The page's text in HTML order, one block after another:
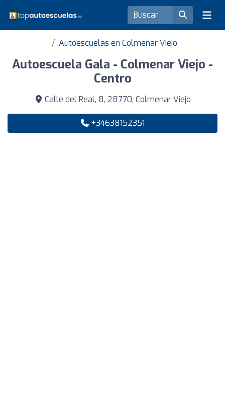
Autoescuelas en Colmenar Viejo
Autoescuela Gala - Colmenar Viejo -
Centro
Calle del Real, 8, 28770, Colmenar Viejo
+34638152351